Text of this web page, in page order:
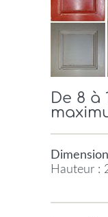
De 8 à
Hauteur :